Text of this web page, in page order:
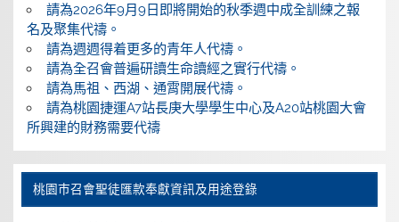
請為2026年9月9日即將開始的秋季週中成全訓練之報
名及聚集代禱。
請為週週得着更多的青年人代禱。
請為全召會普遍研讀生命讀經之實行代禱。
請為馬祖、西湖、通霄開展代禱。
請為桃園捷運A7站長庚大學學生中心及A20站桃園大會
所興建的財務需要代禱
桃園巿召會聖徒匯款奉獻資訊及用途登錄